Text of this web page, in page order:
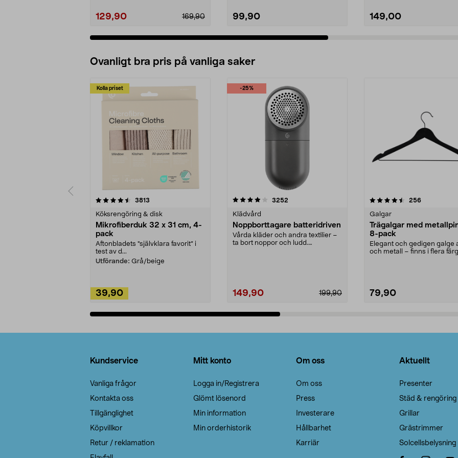
129,90 169,90 99,90 149,00
Ovanligt bra pris på vanliga saker
Kolla priset
3813
Köksrengöring & disk
Mikrofiberduk 32 x 31 cm, 4-
pack
Aftonbladets "självklara favorit” i
test av d...
Utförande: Grå/beige
39,90
-25%
4.0av 5 stjärnor 3252
Klädvård
Noppborttagare batteridriven
Vårda kläder och andra textilier –
ta bort noppor och ludd.
199,90
149,90
4.5av 5 stjärnor 256recensioner
Galgar
Trägalgar med
8-pack
Elegant och gedigen galge
och metall – finns i flera
79,90
4.0av 5 stjärnor
Kundservice
Vanliga frågor
Kontakta oss
Tillgänglighet
Köpvillkor
Retur / reklamation
Mitt konto
Logga in/Registrera
Glömt lösenord
Min information
Min orderhistorik
Om oss
Om oss
Press
Investerare
Hållbarhet
Karriär
Aktuellt
Presenter
Städ & rengöring
Grillar
Grästrimmer
Solcellsbelysning